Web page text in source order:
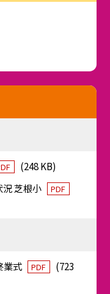
(248 KB)
況 芝根小
PDF
業式 PDF
(723